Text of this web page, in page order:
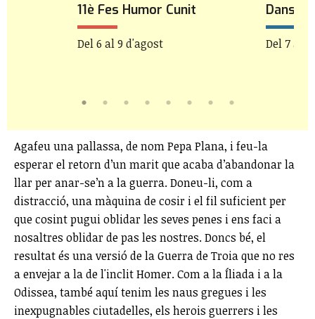
11è Fes Humor Cunit
Del 6 al 9 d'agost Del 7 al
Agafeu una pallassa, de nom Pepa Plana, i feu-la
esperar el retorn d’un marit que acaba d’abandonar la
llar per anar-se’n a la guerra. Doneu-li, com a
distracció, una màquina de cosir i el fil suficient per
que cosint pugui oblidar les seves penes i ens faci a
nosaltres oblidar de pas les nostres. Doncs bé, el
resultat és una versió de la Guerra de Troia que no res
a envejar a la de l'inclit Homer. Com a la Íliada i a la
Odissea, també aquí tenim les naus gregues i les
inexpugnables ciutadelles, els herois guerrers i les